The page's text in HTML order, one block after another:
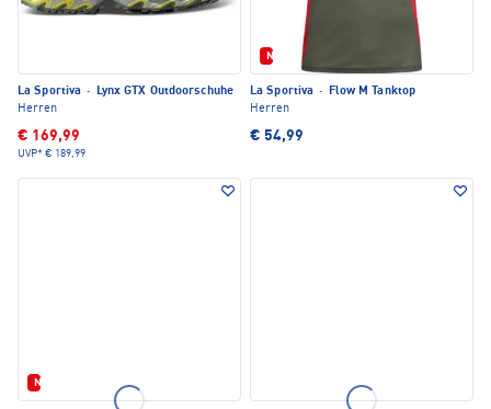
La Sportiva ·
Lynx GTX Outdoorschuhe
Herren
€ 169,99
UVP* € 189,99
Neu
La Sportiva ·
Flow M Tanktop
Herren
€ 54,99
Neu